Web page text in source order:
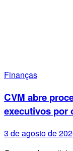
Finanças
CVM abre
executivos por
3 de agosto de